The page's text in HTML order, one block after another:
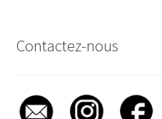
Contactez-nous